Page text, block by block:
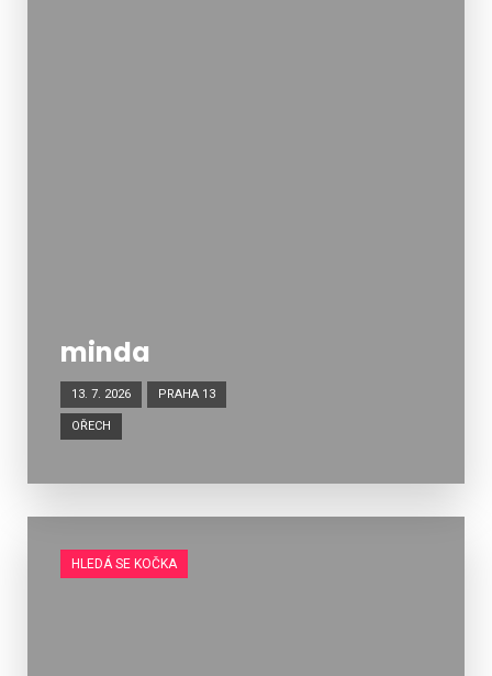
minda
13. 7. 2026 PRAHA 13
OŘECH
HLEDÁ SE KOČKA